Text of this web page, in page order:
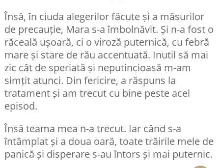
Însă, în ciuda alegerilor făcute și a măsurilor
de precauție, Mara s-a îmbolnăvit. Și n-a fost o
răceală ușoară, ci o viroză puternică, cu febră
mare și stare de rău accentuată. Inutil să mai
zic cât de speriată și neputincioasă m-am
simțit atunci. Din fericire, a răspuns la
tratament și am trecut cu bine peste acel
episod.
Însă teama mea n-a trecut. Iar când s-a
întâmplat și a doua oară, toate trăirile mele de
panică și disperare s-au întors și mai puternic.